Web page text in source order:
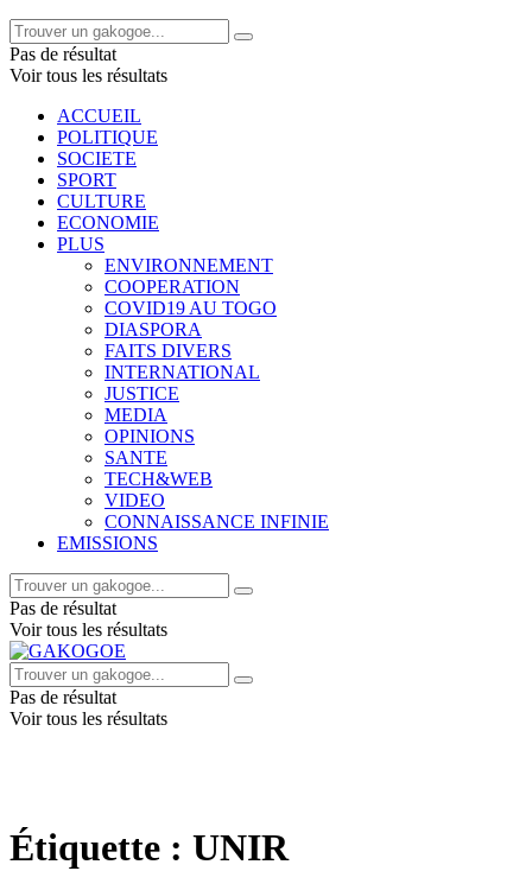
Pas de résultat
Voir tous les résultats
ACCUEIL
POLITIQUE
SOCIETE
SPORT
CULTURE
ECONOMIE
PLUS
ENVIRONNEMENT
COOPERATION
COVID19 AU TOGO
DIASPORA
FAITS DIVERS
INTERNATIONAL
JUSTICE
MEDIA
OPINIONS
SANTE
TECH&WEB
VIDEO
CONNAISSANCE INFINIE
EMISSIONS
Pas de résultat
Voir tous les résultats
Pas de résultat
Voir tous les résultats
Étiquette : UNIR